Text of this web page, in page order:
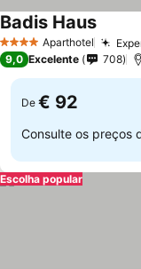
4 EstrelasAparthotel
Badis Haus
9,0 Excelente 708
De € 92
Consulte os preços
Escolha popular